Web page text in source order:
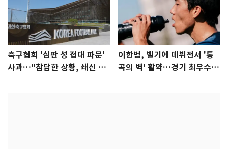
축구협회 '심판 성 접대 파문'
사과…"참담한 상황, 쇄신 약
이한범, 벨기에 데뷔전서 '통
곡의 벽' 활약…경기 최우수선